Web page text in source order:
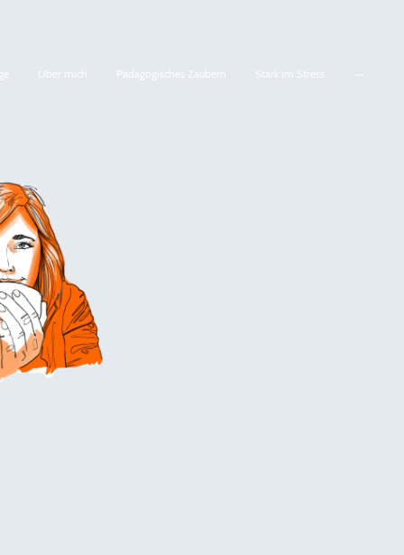
Über mich Pädagogisches Zaubern Stark im Stress